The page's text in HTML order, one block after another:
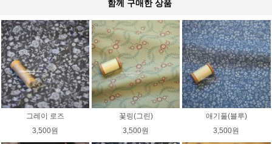
함께 구매한 상품
그레이 로즈
3,500원
꽃링(그린)
3,500원
애기풀(블루)
3,500원